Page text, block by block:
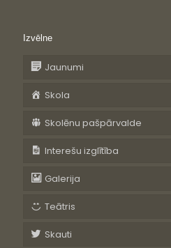
Izvēlne
Jaunumi
Skola
Skolēnu pašpārvalde
Interešu izglītība
Galerija
Teātris
Skauti